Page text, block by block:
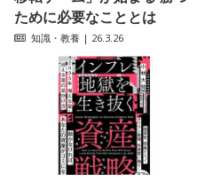
ために必要なこととは
知識・教養 | 26.3.26